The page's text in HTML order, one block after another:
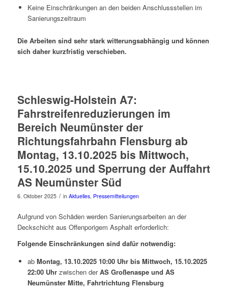
Keine Einschränkungen an den beiden Anschlussstellen im
Sanierungszeitraum
Die Arbeiten sind sehr stark witterungsabhängig und können
sich daher kurzfristig verschieben.
Schleswig-Holstein A7:
Fahrstreifenreduzierungen im
Bereich Neumünster der
Richtungsfahrbahn Flensburg ab
Montag, 13.10.2025 bis Mittwoch,
15.10.2025 und Sperrung der Auffahrt
AS Neumünster Süd
6. Oktober 2025 / in Aktuelles, Pressemitteilungen
Aufgrund von Schäden werden Sanierungsarbeiten an der
Deckschicht aus Offenporigem Asphalt erforderlich:
Folgende Einschränkungen sind dafür notwendig:
ab Montag, 13.10.2025 10:00 Uhr bis Mittwoch, 15.10.2025
22:00 Uhrzwischen derAS Großenaspe und AS
Neumünster Mitte, Fahrtrichtung Flensburg